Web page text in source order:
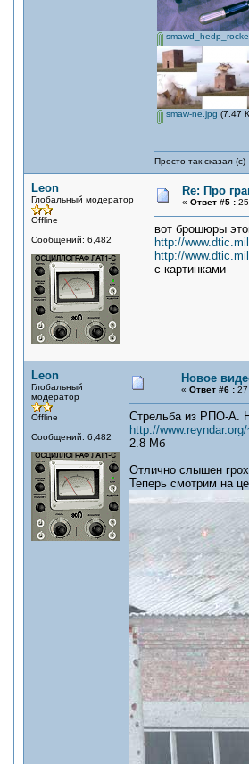
smaw-ne.jpg (7.47
Просто так сказал (с)
Leon
Глобальный модератор
Offline
Сообщений: 6,482
Re: Про
« Ответ #5 :
вот брошюры
http://
http://
с картинками
Leon
Глобальный
модератор
Offline
Сообщений: 6,482
Новое
« Ответ #6 :
Стрельба из РПО-А.
http://
2.8 Мб
Отлично слышен
Теперь смотрим на